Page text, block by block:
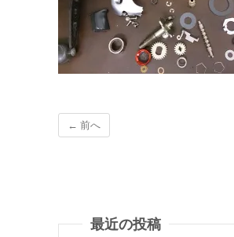
← 前へ
最近の投稿